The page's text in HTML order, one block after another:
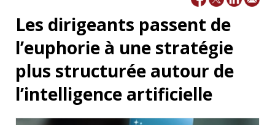
Les dirigeants passent de
l’euphorie à une stratégie
plus structurée autour de
l’intelligence artificielle